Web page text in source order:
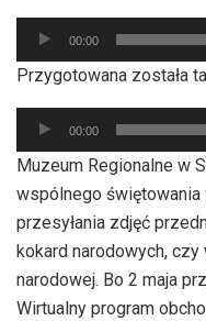
Odtwarzacz
plików
dźwiękowych
00:00
Przygotowana została
Odtwarzacz
plików
dźwiękowych
00:00
Muzeum Regionalne w
wspólnego
przesyłania zdjęć
kokard narodowych,
narodowej. Bo 2 maja
Wirtualny program